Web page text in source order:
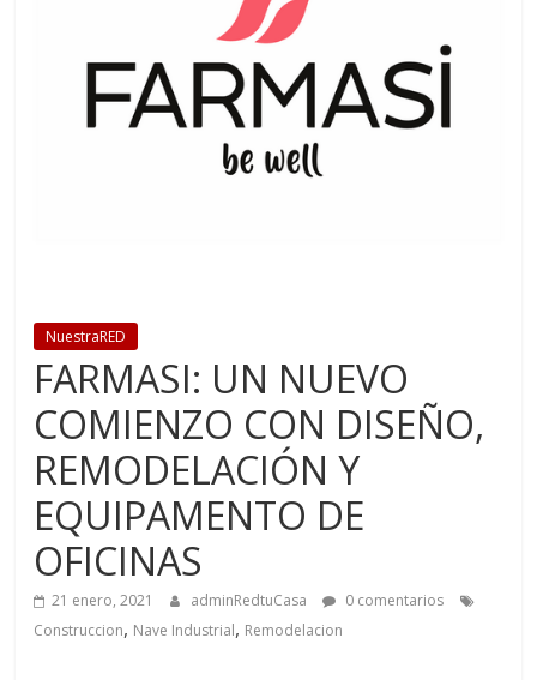
NuestraRED
FARMASI: UN NUEVO
COMIENZO CON DISEÑO,
REMODELACIÓN Y
EQUIPAMENTO DE
OFICINAS
21 enero, 2021 adminRedtuCasa
0 comentarios
Construccion, Nave Industrial, Remodelacion